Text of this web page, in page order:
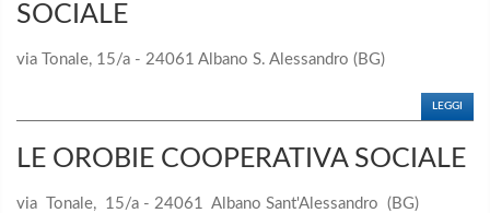
SOCIALE
via Tonale, 15/a - 24061 Albano S. Alessandro (BG)
LEGGI
LE OROBIE COOPERATIVA SOCIALE
via Tonale, 15/a - 24061 Albano Sant'Alessandro (BG)